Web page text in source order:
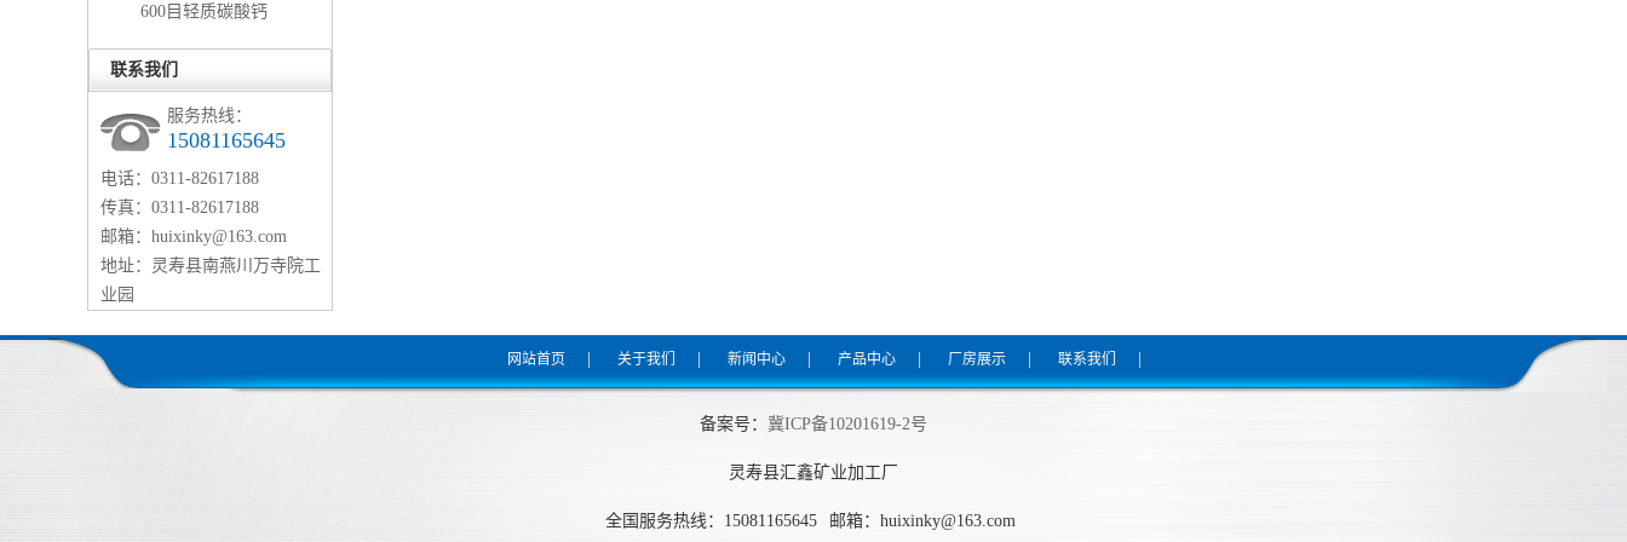
600目轻质碳酸钙
联系我们
服务热线：
15081165645
电话：0311-82617188
传真：0311-82617188
邮箱：huixinky@163.com
地址：灵寿县南燕川万寺院工
业园
网站首页 关于我们 新闻中心 产品中心 厂房展示 联系我们
备案号： 冀ICP备10201619-2号
灵寿县汇鑫矿业加工厂
全国服务热线：15081165645 邮箱：huixinky@163.com